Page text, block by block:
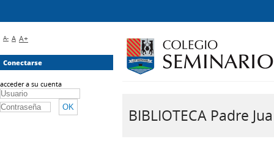
BIBLIOTECA Padre
A- A A+
Conectarse
acceder a su cuenta